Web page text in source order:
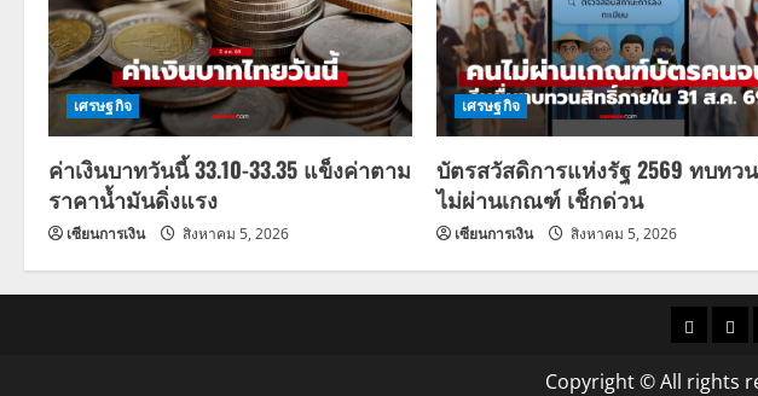
เศรษฐกิจ
ค่าเงินบาทวันนี้ 33.10-33.35 แข็งค่าตาม
ราคาน้ำมันดิ่งแรง
เซียนการเงิน สิงหาคม 5, 2026
เศรษฐกิจ
บัตรสวัสดิการแห่งรัฐ 2569 ทบทว
ไม่ผ่านเกณฑ์ เช็กด่วน
เซียนการเงิน สิงหาคม 5, 2026
ราคาแนว
Copyright © All rights